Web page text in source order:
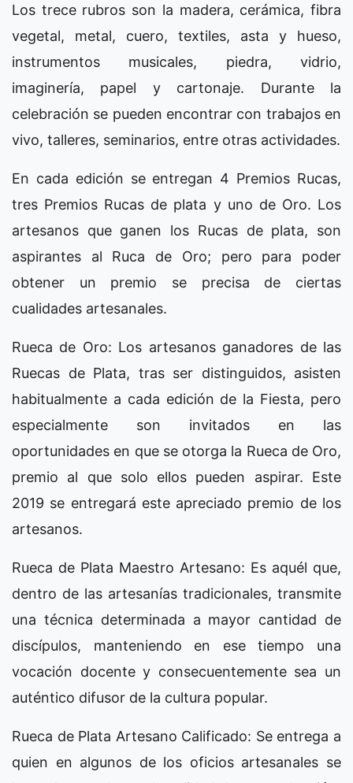
Los trece rubros son la madera, cerámica, fibra
vegetal, metal, cuero, textiles, asta y hueso,
instrumentos musicales, piedra, vidrio,
imaginería, papel y cartonaje. Durante la
celebración se pueden encontrar con trabajos en
vivo, talleres, seminarios, entre otras actividades.
En cada edición se entregan 4 Premios Rucas,
tres Premios Rucas de plata y uno de Oro. Los
artesanos que ganen los Rucas de plata, son
aspirantes al Ruca de Oro; pero para poder
obtener un premio se precisa de ciertas
cualidades artesanales.
Rueca de Oro: Los artesanos ganadores de las
Ruecas de Plata, tras ser distinguidos, asisten
habitualmente a cada edición de la Fiesta, pero
especialmente son invitados en las
oportunidades en que se otorga la Rueca de Oro,
premio al que solo ellos pueden aspirar. Este
2019 se entregará este apreciado premio de los
artesanos.
Rueca de Plata Maestro Artesano: Es aquél que,
dentro de las artesanías tradicionales, transmite
una técnica determinada a mayor cantidad de
discípulos, manteniendo en ese tiempo una
vocación docente y consecuentemente sea un
auténtico difusor de la cultura popular.
Rueca de Plata Artesano Calificado: Se entrega a
quien en algunos de los oficios artesanales se